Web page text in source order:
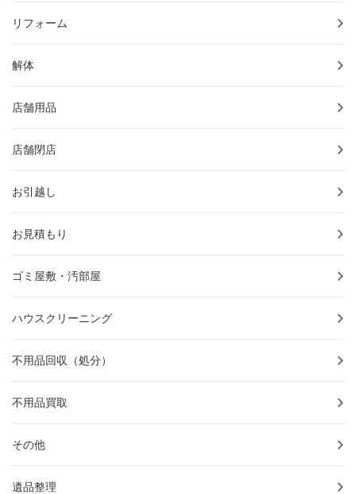
リフォーム
解体
店舗用品
店舗閉店
お引越し
お見積もり
ゴミ屋敷・汚部屋
ハウスクリーニング
不用品回収（処分）
不用品買取
その他
遺品整理